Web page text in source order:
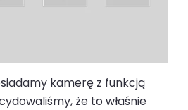
kamerę z funkcją
że to właśnie